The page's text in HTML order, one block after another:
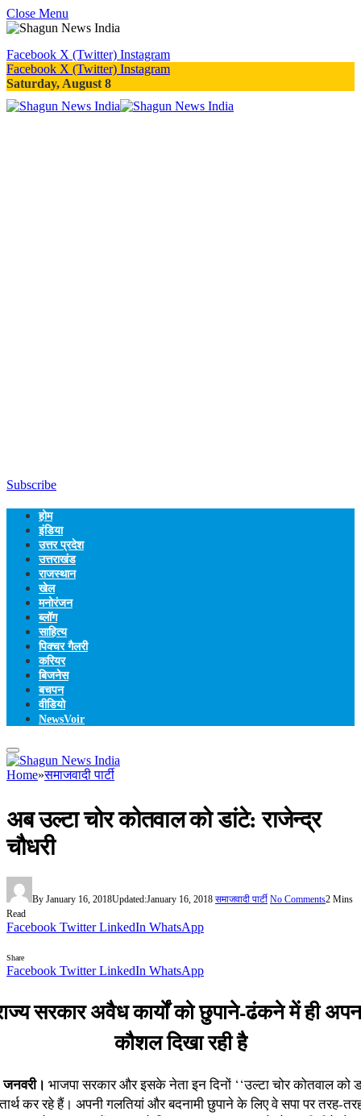
Close Menu
Facebook X (Twitter) Instagram
Facebook X (Twitter) Instagram
Saturday, August 8
Subscribe
होम
इंडिया
उत्तर प्रदेश
उत्तराखंड
राजस्थान
खेल
मनोरंजन
ब्लॉग
साहित्य
पिक्चर गैलरी
करियर
बिजनेस
बचपन
वीडियो
NewsVoir
Home»समाजवादी पार्टी
अब उल्टा चोर कोतवाल को डांटे: राजेन्द्र
चौधरी
By January 16, 2018Updated:January 16, 2018 समाजवादी पार्टी No Comments2 Mins
Read
Facebook Twitter LinkedIn WhatsApp
Share
Facebook Twitter LinkedIn WhatsApp
सरकार अवैध कार्यों को छुपाने-ढंकने में ही
कौशल दिखा रही है
भाजपा सरकार और इसके नेता इन दिनों ‘‘उल्टा चोर कोतवाल को
कर रहे हैं। अपनी गलतियां और बदनामी छुपाने के लिए वे सपा पर तरह-